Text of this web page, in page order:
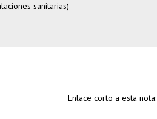
sanitarias)
Enlace corto a esta nota: